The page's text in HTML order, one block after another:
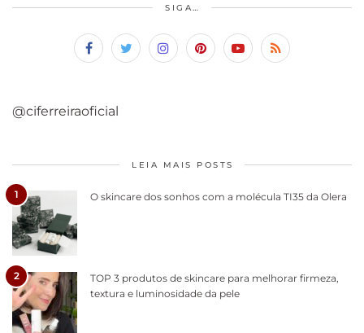
SIGA…
@ciferreiraoficial
LEIA MAIS POSTS
1 O skincare dos sonhos com a molécula TI35 da Olera
2
TOP 3 produtos de skincare para melhorar firmeza,
textura e luminosidade da pele